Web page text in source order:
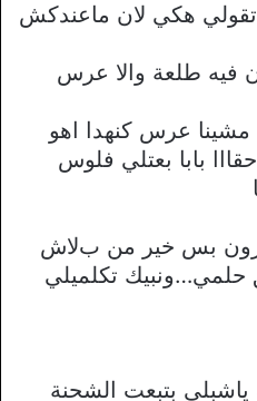
تقولي هكي ﻻن ماعندكش
فيه طلعة واﻻ عرس
عرس كنهدا اهو
بابا بعتلي فلوس
بس خير من بﻻش
حلمي…ونبيك تكلميلي
بتبعت الشحنة